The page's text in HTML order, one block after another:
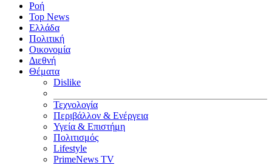
Ροή
Top News
Ελλάδα
Πολιτική
Οικονομία
Διεθνή
Θέματα
Dislike
Τεχνολογία
Περιβάλλον & Ενέργεια
Υγεία & Επιστήμη
Πολιτισμός
Lifestyle
PrimeNews TV